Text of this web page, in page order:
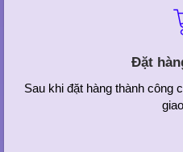
Đặt
Sau khi đặt hàng thành công